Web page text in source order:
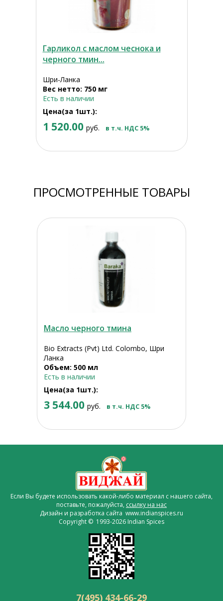
Гарликол с маслом чеснока и
черного тмин...
Шри-Ланка
Вес нетто: 750 мг
Есть в наличии
Цена(за 1шт.):
1 520.00 руб. в т.ч. НДС 5%
ПРОСМОТРЕННЫЕ ТОВАРЫ
Масло черного тмина
Bio Extracts (Pvt) Ltd. Colombo, Шри
Ланка
Объем: 500 мл
Есть в наличии
Цена(за 1шт.):
3 544.00 руб. в т.ч. НДС 5%
Если Вы будете использовать какой-либо материал с нашего сайта,
поставьте, пожалуйста, ссылку на нас
Дизайн и разработка сайта www.indianspices.ru
Copyright © 1993-2026 Indian Spices
7(495) 434-66-29